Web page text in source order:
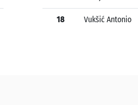
18 Vukšić Antonio